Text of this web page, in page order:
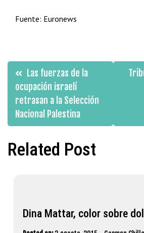
Fuente: Euronews
Navegación
de
entradas
Las fuerzas de la
ocupación israelí
retrasan a la Selección
Nacional Palestina
Related Post
Dina Mattar, color sobre